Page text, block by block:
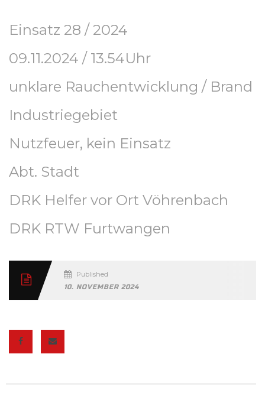
Einsatz 28 / 2024
09.11.2024 / 13.54Uhr
unklare Rauchentwicklung / Brand
Industriegebiet
Nutzfeuer, kein Einsatz
Abt. Stadt
DRK Helfer vor Ort Vöhrenbach
DRK RTW Furtwangen
Published
10. NOVEMBER 2024